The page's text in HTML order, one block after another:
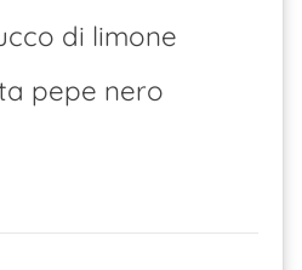
di limone
pepe nero